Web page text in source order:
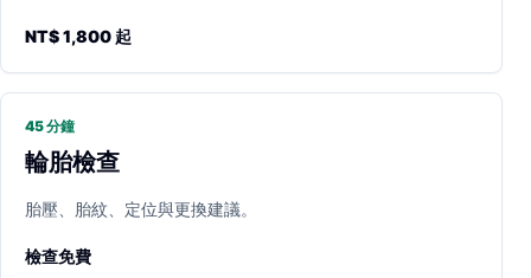
NT$ 1,800 起
45 分鐘
輪胎檢查
胎壓、胎紋、定位與更換建議。
檢查免費